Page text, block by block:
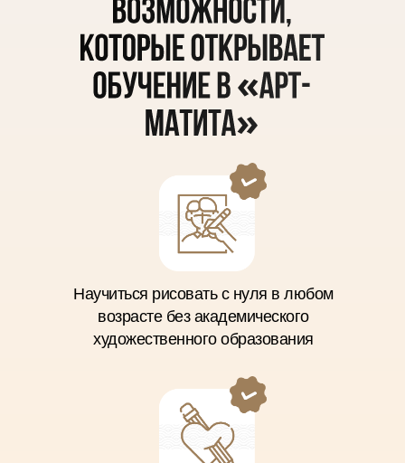
Научиться рисовать с нуля в любом
возрасте без академического
художественного образования